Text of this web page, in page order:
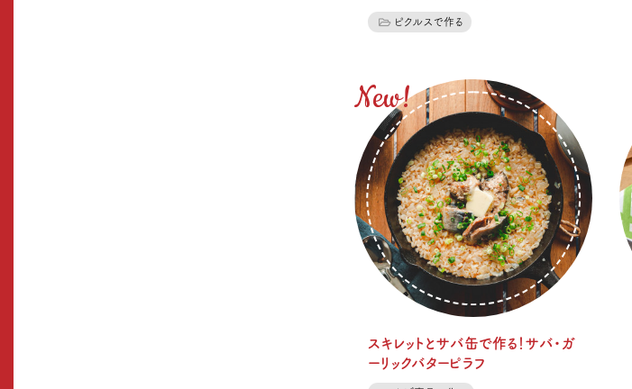
ピクルスで作る
スキレットとサバ缶で作る！サバ・ガ
ーリックバターピラフ